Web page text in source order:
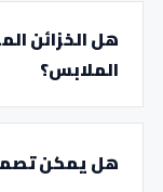
هل الخزائن
الملابس؟
هل يمكن